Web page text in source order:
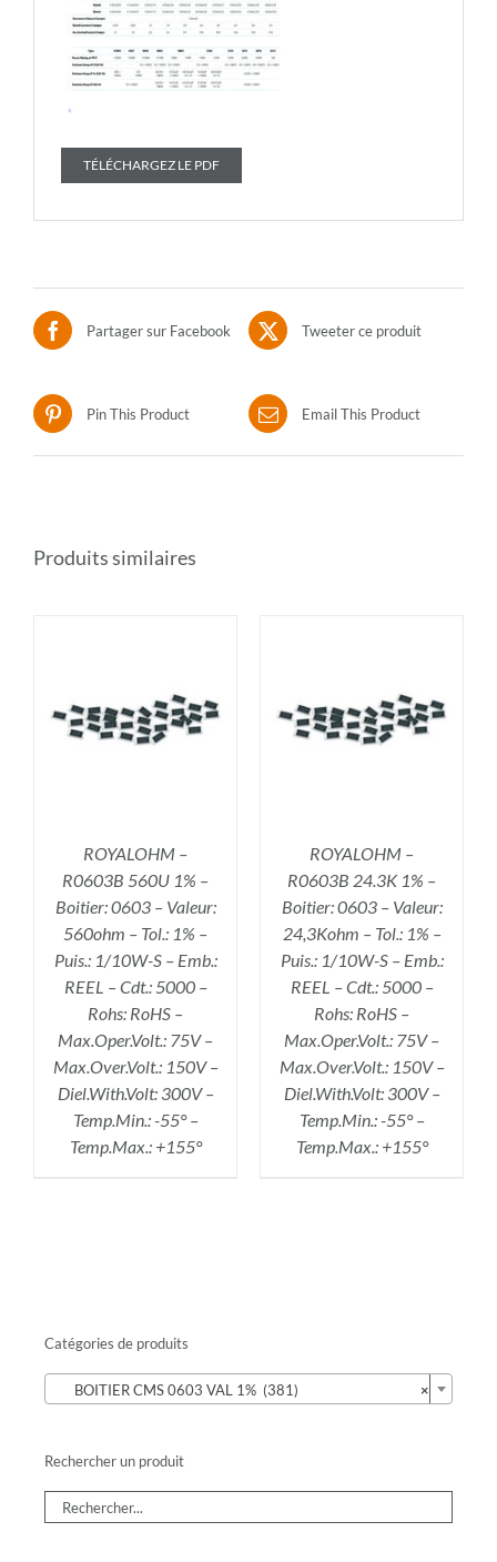
TÉLÉCHARGEZ LE PDF
Partager sur Facebook Tweeter ce produit
Pin This Product Email This Product
Produits similaires
ROYALOHM –
R0603B 560U 1% –
Boitier: 0603 – Valeur:
560ohm – Tol.: 1% –
Puis.: 1/10W-S – Emb.:
REEL – Cdt.: 5000 –
Rohs: RoHS –
Max.Oper.Volt.: 75V –
Max.Over.Volt.: 150V –
Diel.With.Volt: 300V –
Temp.Min.: -55° –
Temp.Max.: +155°
AJOUTER AU PANIER
/
DÉTAILS
ROYALOHM –
R0603B 24.3K 1% –
Boitier: 0603 – Valeur:
24,3Kohm – Tol.: 1% –
Puis.: 1/10W-S – Emb.:
REEL – Cdt.: 5000 –
Rohs: RoHS –
Max.Oper.Volt.: 75V –
Max.Over.Volt.: 150V –
Diel.With.Volt: 300V –
Temp.Min.: -55° –
Temp.Max.: +155°
Catégories de produits
×
BOITIER CMS 0603 VAL 1% (381)
Rechercher un produit